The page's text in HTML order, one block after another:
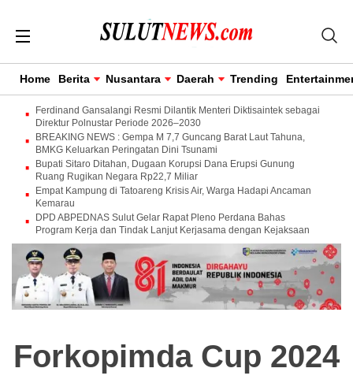
Home Berita Nusantara Daerah Trending
Ferdinand Gansalangi Resmi Dilantik Menteri Diktisaintek sebagai
Direktur Polnustar Periode 2026–2030
BREAKING NEWS : Gempa M 7,7 Guncang Barat Laut Tahuna,
BMKG Keluarkan Peringatan Dini Tsunami
Bupati Sitaro Ditahan, Dugaan Korupsi Dana Erupsi Gunung
Ruang Rugikan Negara Rp22,7 Miliar
Empat Kampung di Tatoareng Krisis Air, Warga Hadapi Ancaman
Kemarau
DPD ABPEDNAS Sulut Gelar Rapat Pleno Perdana Bahas
Program Kerja dan Tindak Lanjut Kerjasama dengan Kejaksaan
Forkopimda Cup 2024